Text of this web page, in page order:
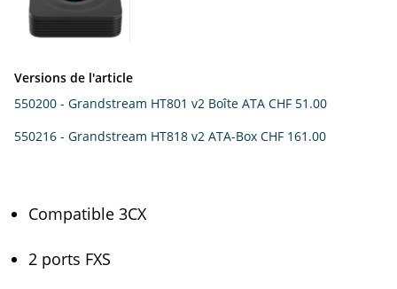
Versions de l'article
550200 - Grandstream HT801 v2 Boîte ATA CHF 51.00
550216 - Grandstream HT818 v2 ATA-Box CHF 161.00
Compatible 3CX
2 ports FXS